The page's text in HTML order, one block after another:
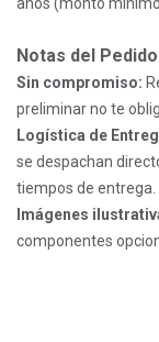
Notas del Pedido
Sin compromiso:
preliminar no te
Logística de
se despachan
tiempos de entrega.
Imágenes
componentes